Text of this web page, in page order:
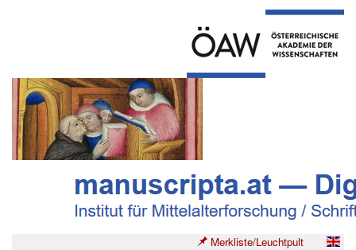
Merkliste/Leuchtpult